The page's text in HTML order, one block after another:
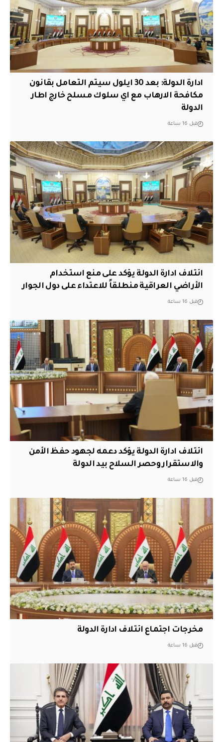
ادارة الدولة: بعد 30 ايلول سيتم التعامل بقانون
مكافحة الارهاب مع اي سلوك مسلح خارج اطار
الدولة
قبل 16 ساعة
ائتلاف ادارة الدولة يؤكد على منع استخدام
الأراضي العراقية منطلقاً للاعتداء على دول الجوار
قبل 16 ساعة
ائتلاف ادارة الدولة يؤكد دعمه لجهود حفظ الأمن
والاستقرار وحصر السلاح بيد الدولة
قبل 16 ساعة
مخرجات اجتماع ائتلاف ادارة الدولة
قبل 16 ساعة